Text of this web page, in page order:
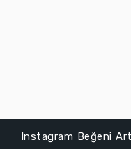
Instagram Beğeni